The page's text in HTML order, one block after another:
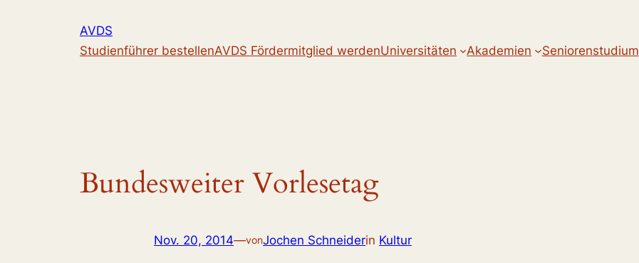
AVDS
Studienführer bestellenAVDS Fördermitglied werdenUniversitäten Akademien Seniorenstudium
Bundesweiter Vorlesetag
Nov. 20, 2014—vonJochen Schneiderin Kultur